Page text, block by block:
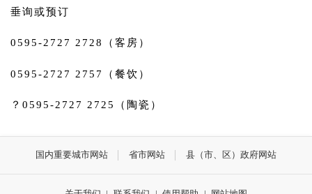
垂询或预订
0595-2727 2728（客房）
0595-2727 2757（餐饮）
？0595-2727 2725（陶瓷）
国内重要城市网站 省市网站 县（市、区）政府网站